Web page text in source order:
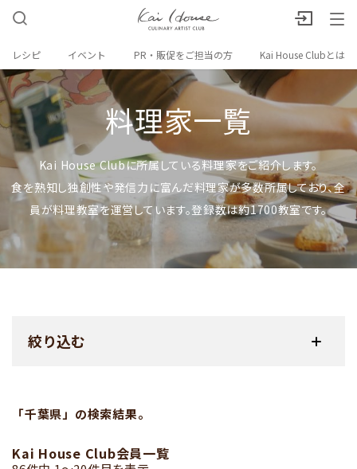
レシピ イベント PR・販促をご担当の方 Kai House Clubとは
料理家一覧
Kai House Clubに所属している料理家をご紹介します。
食を熟知し独創性や発信力に富んだ料理家が多数所属しており、全
員が料理教室を運営しています。登録数は約1700教室です。
絞り込む
「千葉県」の検索結果。
Kai House Club会員一覧